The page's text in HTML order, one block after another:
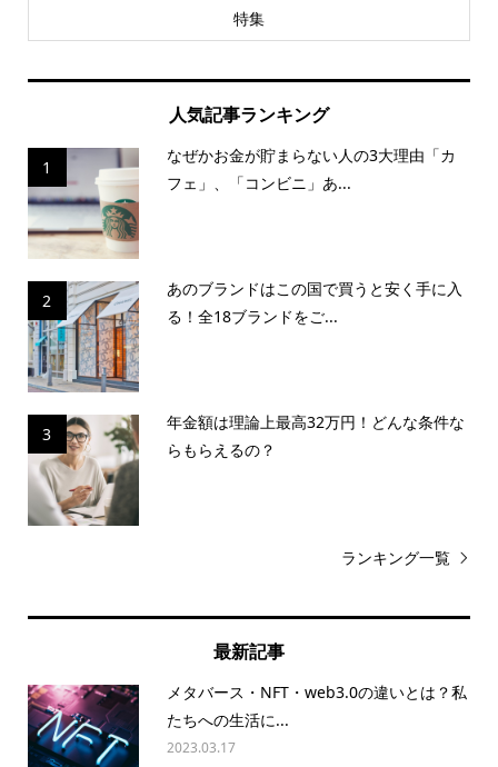
特集
人気記事ランキング
1
なぜかお金が貯まらない人の3大理由「カ
フェ」、「コンビニ」あ...
2
あのブランドはこの国で買うと安く手に入
る！全18ブランドをご...
3
年金額は理論上最高32万円！どんな条件な
らもらえるの？
ランキング一覧
最新記事
メタバース・NFT・web3.0の違いとは？私
たちへの生活に...
2023.03.17